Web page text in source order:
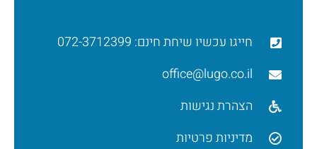
חייגו עכשיו שיחת חינם: 072-3712399
office@lugo.co.il
הצהרת נגישות
מדיניות פרטיות